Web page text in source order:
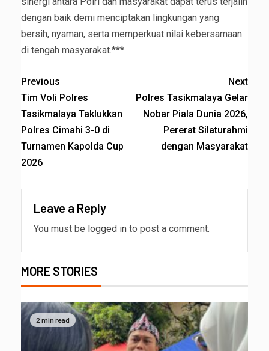
dengan baik demi menciptakan lingkungan yang
bersih, nyaman, serta memperkuat nilai kebersamaan
di tengah masyarakat.***
Previous
Tim Voli Polres
Tasikmalaya Taklukkan
Polres Cimahi 3-0 di
Turnamen Kapolda Cup
2026
Next
Polres Tasikmalaya Gelar
Nobar Piala Dunia 2026,
Pererat Silaturahmi
dengan Masyarakat
Leave a Reply
You must be logged in to post a comment.
MORE STORIES
2 min read